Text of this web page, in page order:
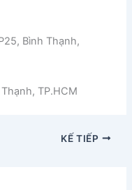
Bình Thạnh,
TP.HCM
KẾ TIẾP